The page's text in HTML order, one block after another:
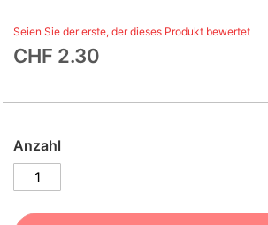
Seien Sie der erste, der dieses Produkt bewertet
CHF 2.30
Anzahl
the
images
gallery